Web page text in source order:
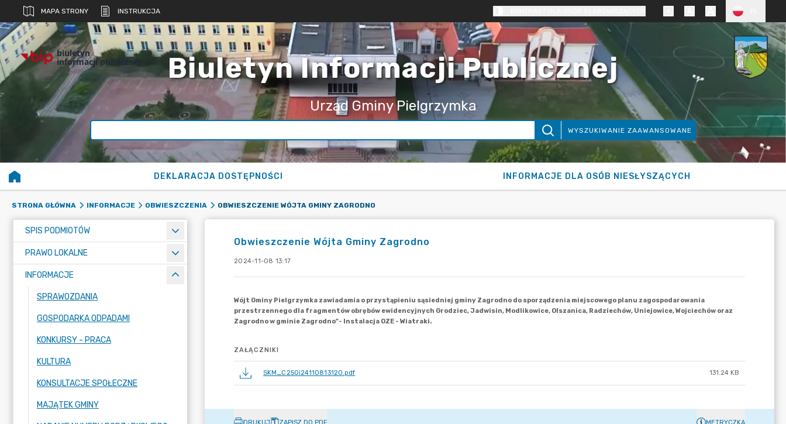
MAPA STRONY INSTRUKCJA
biuletyn
informacji publicznej Biuletyn Informacji Publicznej
Urząd Gminy Pielgrzymka
WYSZUKIWANIE ZAAWANSOWANE
DEKLARACJA DOSTĘPNOŚCI INFORMACJE DLA OSÓB NIESŁYSZĄCYCH
STRONA GŁÓWNA INFORMACJE OBWIESZCZENIA OBWIESZCZENIE WÓJTA GMINY ZAGRODNO
SPIS PODMIOTÓW
PRAWO LOKALNE
INFORMACJE
SPRAWOZDANIA
GOSPODARKA ODPADAMI
KONKURSY - PRACA
KULTURA
KONSULTACJE SPOŁECZNE
MAJĄTEK GMINY
Obwieszczenie Wójta Gminy Zagrodno
2024-11-08 13:17
ZAŁĄCZNIKI
SKM_C250i24110813120.pdf 131.24 KB
DRUKUJ ZAPISZ DO PDF METRYCZKA